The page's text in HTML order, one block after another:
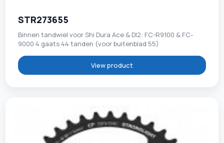
STR273655
Binnen tandwiel voor Shi Dura Ace & DI2: FC-R9100 & FC-
9000 4 gaats 44 tanden (voor buitenblad 55)
View product